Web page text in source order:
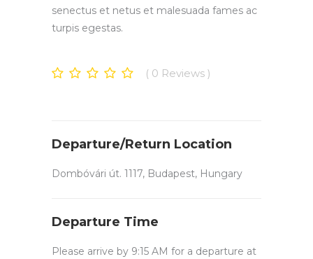
senectus et netus et malesuada fames ac
turpis egestas.
0 Reviews
Departure/Return Location
Dombóvári út. 1117, Budapest, Hungary
Departure Time
Please arrive by 9:15 AM for a departure at